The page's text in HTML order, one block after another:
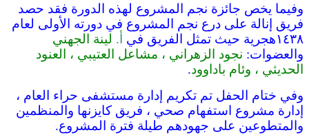
وفيما يخص جائزة نجم المشروع لهذه الدورة فقد حصد
فريق إنالة على درع نجم المشروع في دورته الأولى لعام
١٤٣٨هجرية حيث تمثل الفريق في
أ. لينة الجهني
والعضوات: نجود الزهراني ، مشاعل العتيبي ، العنود
الحديثي ، وئام باداوود.
وفي ختام الحفل تم تكريم إدارة مستشفى حراء العام ،
إدارة مشروع استفهام صحي ، فريق كايزنها والمنظمين
والمتطوعين على جهودهم طيلة فترة المشروع.